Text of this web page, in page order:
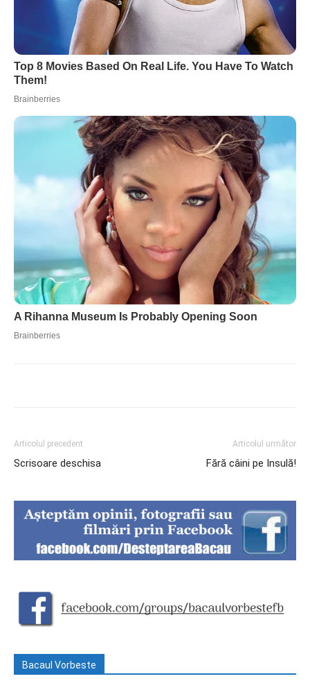
Articolul precedent
Scrisoare deschisa
Articolul următor
Fără câini pe Insulă!
Bacaul Vorbeste